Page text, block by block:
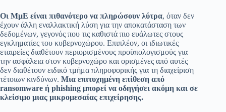
Οι ΜμΕ είναι πιθανότερο να πληρώσουν λύτρα, όταν δεν
έχουν άλλη εναλλακτική λύση για την αποκατάσταση των
δεδομένων, γεγονός που τις καθιστά πιο ευάλωτες στους
εγκληματίες του κυβερνοχώρου. Επιπλέον, οι ιδιωτικές
εταιρείες διαθέτουν περιορισμένους προϋπολογισμούς για
την ασφάλεια στον κυβερνοχώρο και ορισμένες από αυτές
δεν διαθέτουν ειδικό τμήμα πληροφορικής για τη διαχείριση
τέτοιων κινδύνων. Μια επιτυχημένη επίθεση από
ransomware ή phishing μπορεί να οδηγήσει ακόμη και σε
κλείσιμο μιας μικρομεσαίας επιχείρησης.